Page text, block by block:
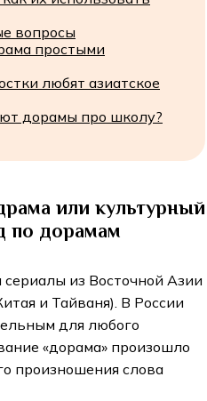
вопросы
простыми
любят азиатское
дорамы про школу?
или культурный
по дорамам
из Восточной Азии
и Тайваня). В России
для любого
«дорама» произошло
произношения слова